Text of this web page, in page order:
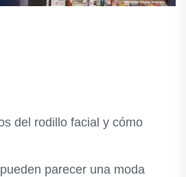
del rodillo facial y cómo
parecer una moda